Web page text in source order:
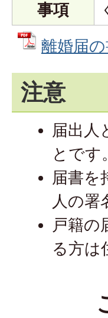
事項
離婚届
注意
届出人
とです。
届書を
人の署
戸籍の
る方は